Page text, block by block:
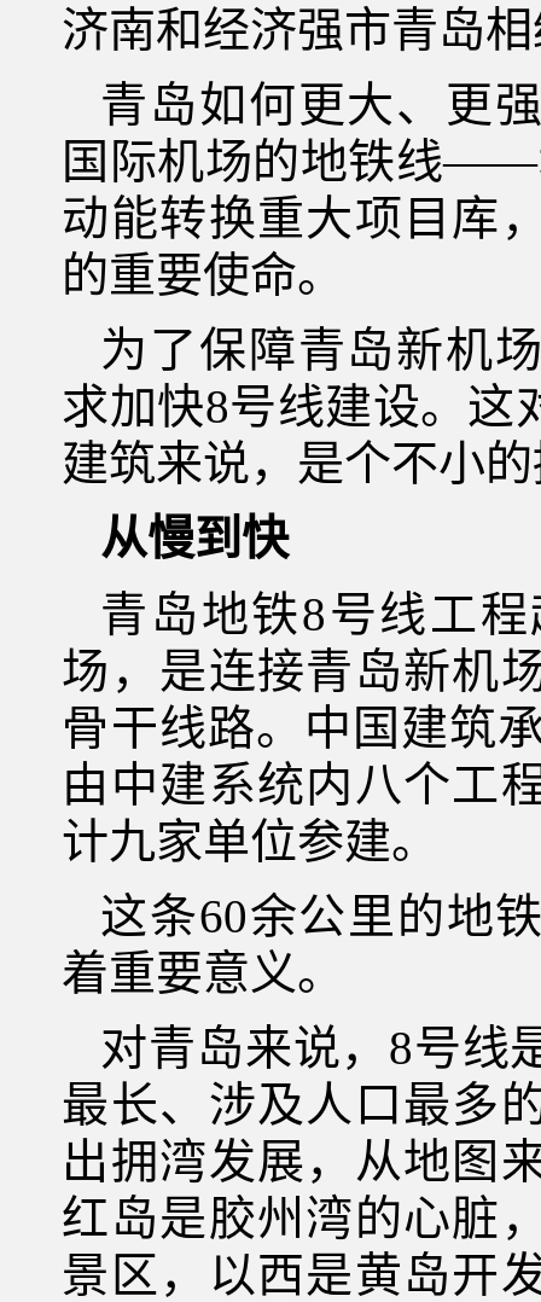
济南和经济强市青岛
青岛如何更大、更
国际机场的地铁线——
动能转换重大项目库
的重要使命。
为了保障青岛新机
求加快8号线建设。这
建筑来说，是个不小
从慢到快
青岛地铁8号线工
场，是连接青岛新机
骨干线路。中国建筑
由中建系统内八个工
计九家单位参建。
这条60余公里的地
着重要意义。
对青岛来说，8号线
最长、涉及人口最多
出拥湾发展，从地图
红岛是胶州湾的心脏
景区，以西是黄岛开